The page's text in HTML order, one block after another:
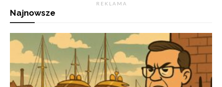
R E K L A M A
Najnowsze